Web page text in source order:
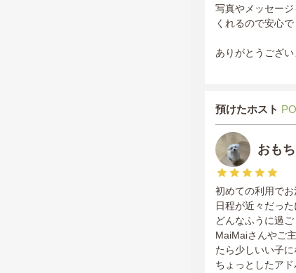
写真やメッセー
くれるので安心で
ありがとうござ
預けたホスト
おも
初めての利用でお
日程が近々だっ
どんなふうに過
MaiMaiさんやご
たら少しいい子
ちょっとしたア